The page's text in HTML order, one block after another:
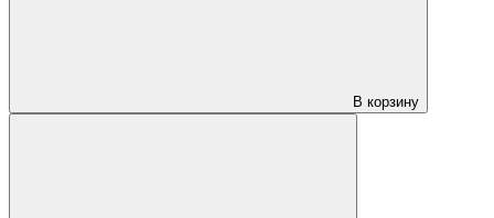
В корзину